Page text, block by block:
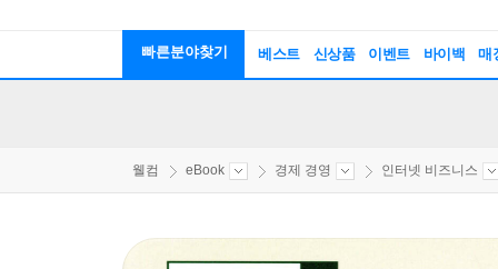
빠른분야찾기 베스트 신상품 이벤트 바이백 매
웰컴 eBook 경제 경영 인터넷 비즈니스